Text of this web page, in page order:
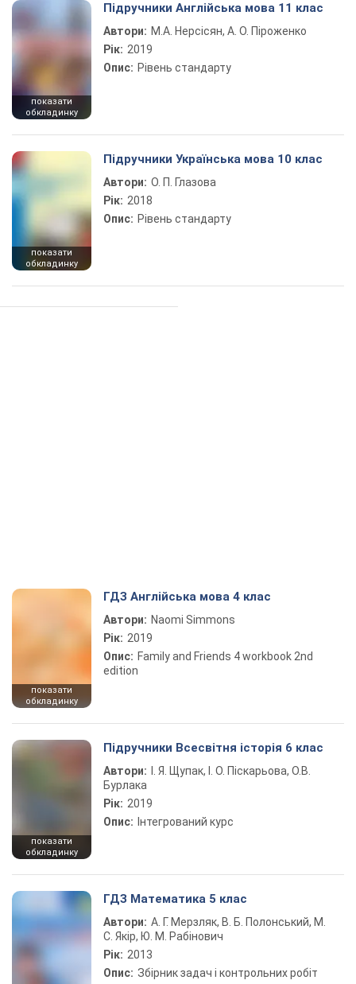
показати
обкладинку
Підручники Англійська мова 11 клас
Автори: М.А. Нерсісян, А. О. Піроженко
Рік: 2019
Опис: Рівень стандарту
показати
обкладинку
Підручники Українська мова 10 клас
Автори: О. П. Глазова
Рік: 2018
Опис: Рівень стандарту
показати
обкладинку
ГДЗ Англійська мова 4 клас
Автори: Naomi Simmons
Рік: 2019
Опис: Family and Friends 4 workbook 2nd
edition
показати
обкладинку
Підручники Всесвітня історія 6 клас
Автори:
І. Я. Щупак, І. О. Піскарьова, О.В.
Бурлака
Рік: 2019
Опис: Інтегрований курс
ГДЗ Математика 5 клас
Автори: А. Г. Мерзляк, В. Б. Полонський, М.
С. Якір, Ю. М. Рабінович
Рік: 2013
Опис: Збірник задач і контрольних робіт